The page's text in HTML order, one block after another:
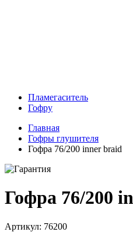
Пламегаситель
Гофру
Главная
Гофры глушителя
Гофра 76/200 inner braid
Гофра 76/200
Артикул: 76200